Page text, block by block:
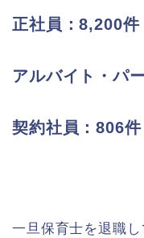
正社員：8,200件
アルバイト・パ
契約社員：806件
一旦保育士を退職